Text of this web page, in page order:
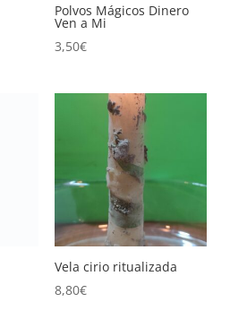
Polvos Mágicos Dinero
Ven a Mi
3,50€
Vela cirio ritualizada
8,80€